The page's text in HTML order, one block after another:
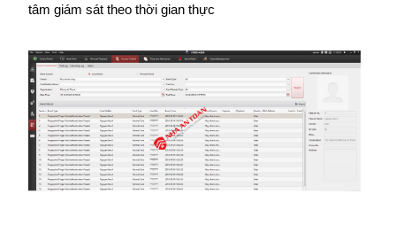
tâm giám sát theo thời gian thực